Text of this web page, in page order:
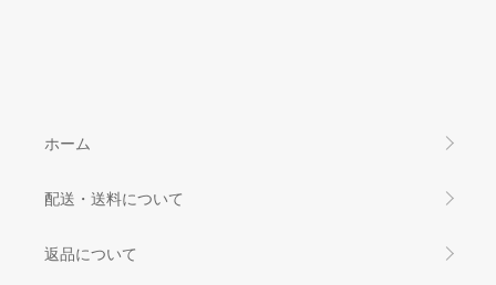
ホーム
配送・送料について
返品について